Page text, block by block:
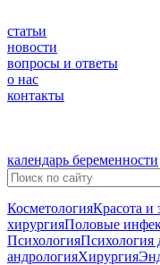
статьи
новости
вопросы и ответы
о нас
контакты
календарь беременности
КосметологияКрасота и
хирургияПоловые
ПсихологияПсихология
андрологияХирургия